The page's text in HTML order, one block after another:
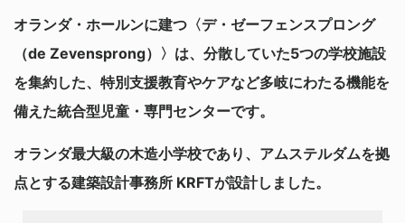
オランダ・ホールンに建つ〈デ・ゼーフェンスプロング
（de Zevensprong）〉は、分散していた5つの学校施設
を集約した、特別支援教育やケアなど多岐にわたる機能を
備えた統合型児童・専門センターです。
オランダ最大級の木造小学校であり、アムステルダムを拠
点とする建築設計事務所 KRFTが設計しました。